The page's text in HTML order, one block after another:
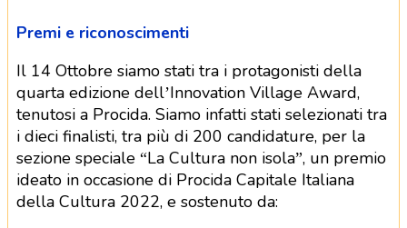
Premi e riconoscimenti
Il 14 Ottobre siamo stati tra i protagonisti della
quarta edizione dell’Innovation Village Award,
tenutosi a Procida. Siamo infatti stati selezionati tra
i dieci finalisti, tra più di 200 candidature, per la
sezione speciale “La Cultura non isola”, un premio
ideato in occasione di Procida Capitale Italiana
della Cultura 2022, e sostenuto da: